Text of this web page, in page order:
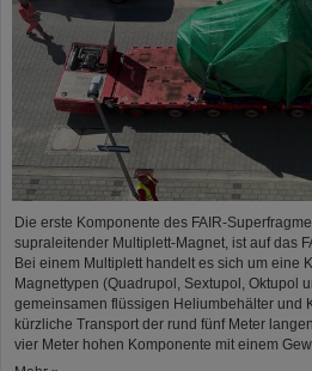
Die erste Komponente des FAIR-
supraleitender Multiplett-Magnet, ist auf das
Bei einem Multiplett handelt es sich um eine
Magnettypen (Quadrupol, Sextupol, Oktupol
gemeinsamen flüssigen Heliumbehälter und
kürzliche Transport der rund fünf Meter
vier Meter hohen Komponente mit einem